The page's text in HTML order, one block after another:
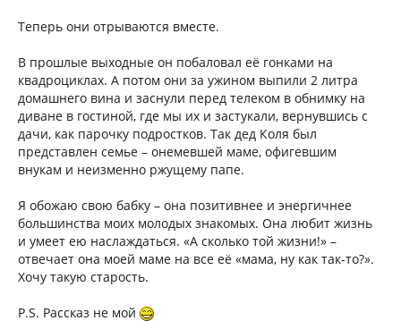
Теперь они отрываются вместе.
В прошлые выходные он побаловал её гонками на
квадроциклах. А потом они за ужином выпили 2 литра
домашнего вина и заснули перед телеком в обнимку на
диване в гостиной, где мы их и застукали, вернувшись с
дачи, как парочку подростков. Так дед Коля был
представлен семье – онемевшей маме, офигевшим
внукам и неизменно ржущему папе.
Я обожаю свою бабку – она позитивнее и энергичнее
большинства моих молодых знакомых. Она любит жизнь
и умеет ею наслаждаться. «А сколько той жизни!» –
отвечает она моей маме на все её «мама, ну как так-то?».
Хочу такую старость.
P.S. Рассказ не мой